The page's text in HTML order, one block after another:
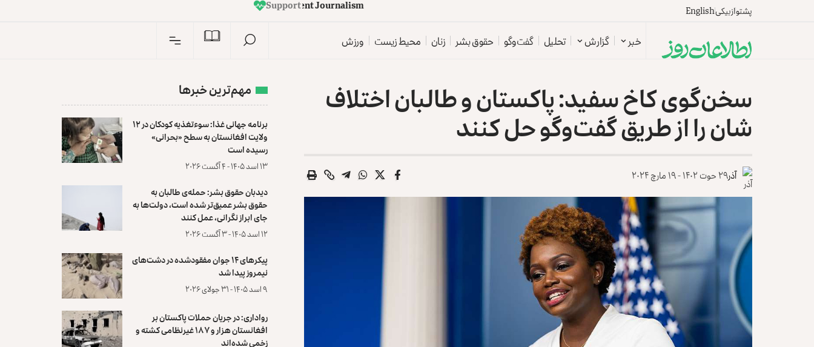
پشتوازبیکیEnglish
m
s
i
l
a
n
r
u
o
J
t
n
e
d
n
e
p
e
d
n
I Support
خبر گزارش تحلیل گفت‌وگو حقوق بشر زنان محیط زیست ورزش
سخن‌گوی کاخ سفید: پاکستان و طالبان اختلاف
شان را از طریق گفت‌وگو حل کنند
آذر۲۹ حوت ۱۴۰۲ - ۱۹ مارچ ۲۰۲۴
مهم‌ترین خبرها
برنامه جهانی غذا: سوءتغذیه کودکان در ۱۲
ولایت افغانستان به سطح «بحرانی»
رسیده است
۱۳ اسد ۱۴۰۵ - ۴ آگست ۲۰۲۶
دیدبان حقوق بشر: حمله‌ی طالبان به
حقوق بشر عمیق‌تر شده است، دولت‌ها به
جای ابراز نگرانی، عمل کنند
۱۲ اسد ۱۴۰۵ - ۳ آگست ۲۰۲۶
پیکرهای ۱۴ جوان مفقودشده در دشت‌های
نیمروز پیدا شد
۹ اسد ۱۴۰۵ - ۳۱ جولای ۲۰۲۶
رواداری: در جریان حملات پاکستان بر
افغانستان هزار و ۱۸۷ غیرنظامی کشته و
زخمی شده‌اند